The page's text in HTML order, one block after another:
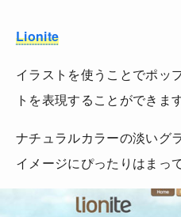
Lionite
イラストを使うことでポッ
トを表現することができます
ナチュラルカラーの淡いグ
イメージにぴったりはまっ